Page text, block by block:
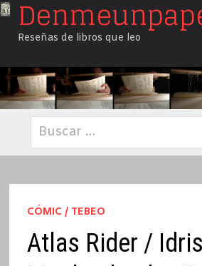
Saltar
Reseñas de libros que leo
Buscar:
CÓMIC / TEBEO
Atlas Rider /